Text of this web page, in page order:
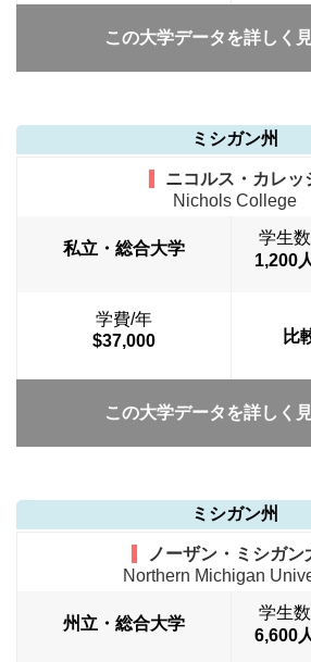
この大学データを詳しく
ミシガン州
ニコルス・カレッ
Nichols College
私立・総合大学
学生数
1,200
学費/年
$37,000
比
この大学データを詳しく
ミシガン州
ノーザン・ミシガン
Northern Michigan
州立・総合大学
学生数
6,600